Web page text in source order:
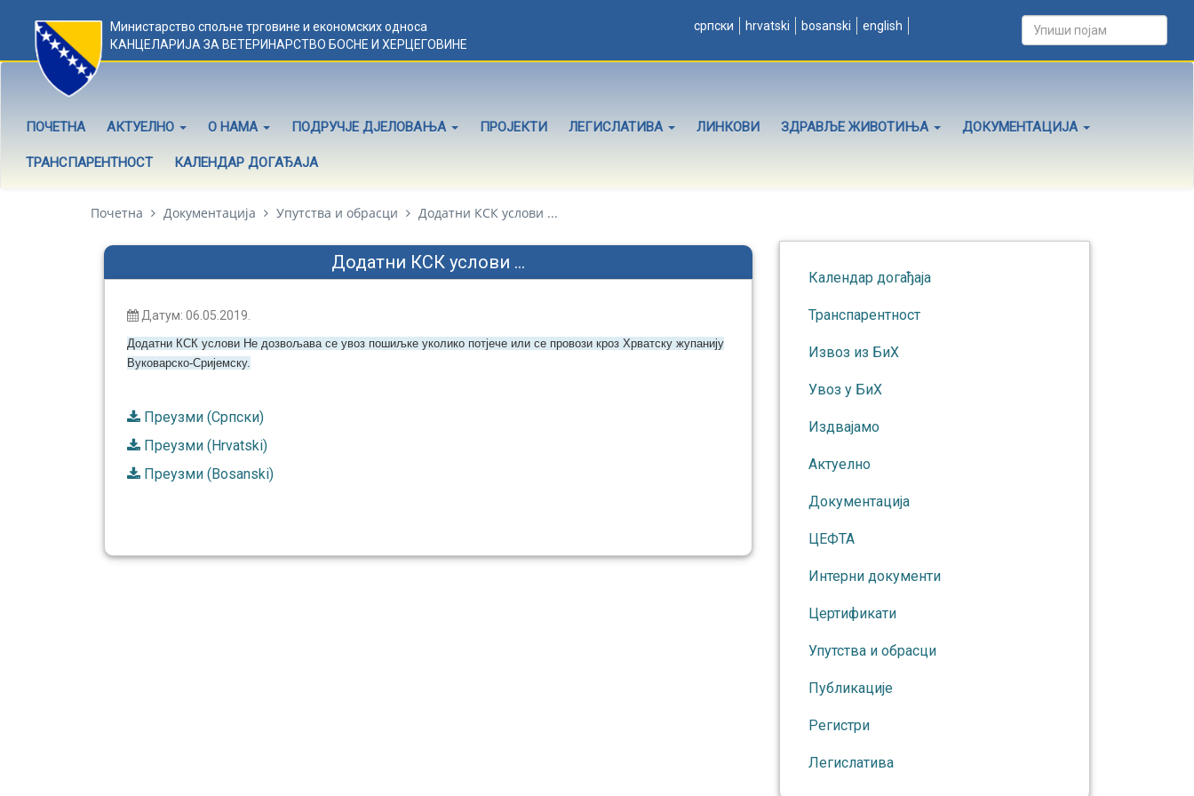
Министарство спољне трговине и економских односа
КАНЦЕЛАРИЈА ЗА ВЕТЕРИНАРСТВО БОСНЕ И ХЕРЦЕГОВИНЕ
српски hrvatski bosanski english
ПОЧЕТНА АКТУЕЛНО О НАМА ПОДРУЧЈЕ ДЈЕЛОВАЊА ПРОЈЕКТИ ЛЕГИСЛАТИВА ЛИНКОВИ ЗДРАВЉЕ ЖИВОТИЊА ДОКУМЕНТАЦИЈА
ТРАНСПАРЕНТНОСТ КАЛЕНДАР ДОГАЂАЈА
Почетна Документација Упутства и обрасци Додатни КСК услови ...
Додатни КСК услови ...
Датум: 06.05.2019.
Додатни КСК услови Не дозвољава се увоз пошиљке уколико потјече или се провози кроз Хрватску жупанију
Вуковарско-Сријемску.
Преузми (Српски)
Преузми (Hrvatski)
Преузми (Bosanski)
Календар догађаја
Транспарентност
Извоз из БиХ
Увоз у БиХ
Издвајамо
Актуелно
Документација
ЦЕФТА
Интерни документи
Цертификати
Упутства и обрасци
Публикације
Регистри
Легислатива